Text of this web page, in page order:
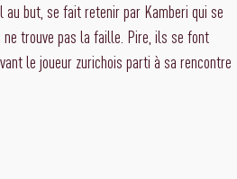
but, se fait retenir par Kamberi qui se
ne trouve pas la faille. Pire, ils se font
le joueur zurichois parti à sa rencontre